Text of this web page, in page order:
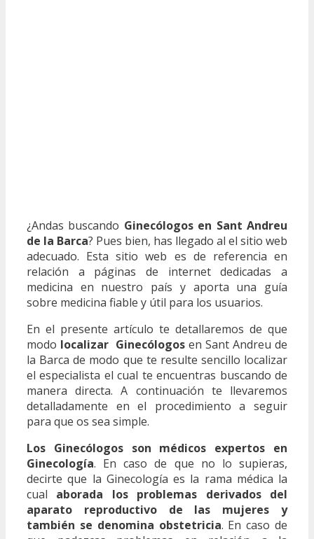
¿Andas buscando Ginecólogos en Sant Andreu
de la Barca? Pues bien, has llegado al el sitio web
adecuado. Esta sitio web es de referencia en
relación a páginas de internet dedicadas a
medicina en nuestro país y aporta una guía
sobre medicina fiable y útil para los usuarios.
En el presente artículo te detallaremos de que
modo localizar Ginecólogos en Sant Andreu de
la Barca de modo que te resulte sencillo localizar
el especialista el cual te encuentras buscando de
manera directa. A continuación te llevaremos
detalladamente en el procedimiento a seguir
para que os sea simple.
Los Ginecólogos son médicos expertos en
Ginecología. En caso de que no lo supieras,
decirte que la Ginecología es la rama médica la
cual aborada los problemas derivados del
aparato reproductivo de las mujeres y
también se denomina obstetricia. En caso de